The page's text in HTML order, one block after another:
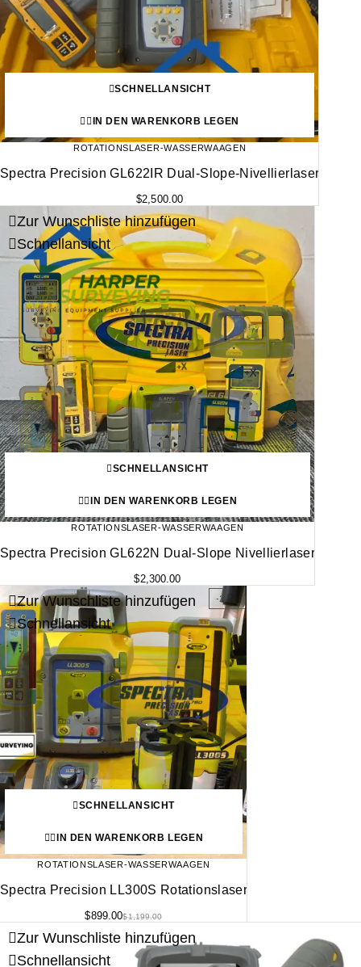
SCHNELLANSICHT
IN DEN WARENKORB LEGEN
ROTATIONSLASER-WASSERWAAGEN
Spectra Precision GL622IR Dual-Slope-Nivellierlaser
$2,500.00
Zur Wunschliste hinzufügen
Schnellansicht
SCHNELLANSICHT
IN DEN WARENKORB LEGEN
ROTATIONSLASER-WASSERWAAGEN
Spectra Precision GL622N Dual-Slope Nivellierlaser
$2,300.00
-25%
Zur Wunschliste hinzufügen
Schnellansicht
SCHNELLANSICHT
IN DEN WARENKORB LEGEN
ROTATIONSLASER-WASSERWAAGEN
Spectra Precision LL300S Rotationslaser
$1,199.00
$899.00
Zur Wunschliste hinzufügen
Schnellansicht